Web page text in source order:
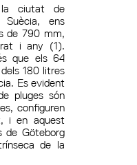
la ciutat de
ens
de 790 mm,
i any (1).
que els 64
180 litres
Es evident
pluges són
configuren
i en aquest
Göteborg
de la